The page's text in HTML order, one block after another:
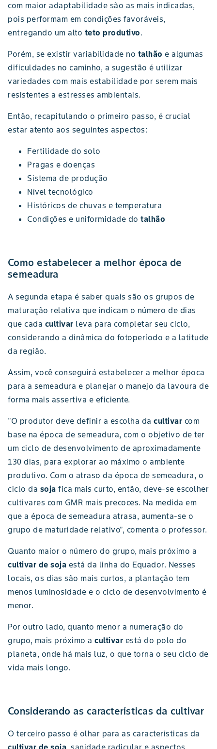
com maior adaptabilidade são as mais indicadas,
pois performam em condições favoráveis,
entregando um alto teto produtivo.
Porém, se existir variabilidade no talhão e algumas
dificuldades no caminho, a sugestão é utilizar
variedades com mais estabilidade por serem mais
resistentes a estresses ambientais.
Então, recapitulando o primeiro passo, é crucial
estar atento aos seguintes aspectos:
Fertilidade do solo
Pragas e doenças
Sistema de produção
Nível tecnológico
Históricos de chuvas e temperatura
Condições e uniformidade do talhão
Como estabelecer a melhor época de
semeadura
A segunda etapa é saber quais são os grupos de
maturação relativa que indicam o número de dias
que cada cultivar leva para completar seu ciclo,
considerando a dinâmica do fotoperíodo e a latitude
da região.
Assim, você conseguirá estabelecer a melhor época
para a semeadura e planejar o manejo da lavoura de
forma mais assertiva e eficiente.
"O produtor deve definir a escolha da cultivar com
base na época de semeadura, com o objetivo de ter
um ciclo de desenvolvimento de aproximadamente
130 dias, para explorar ao máximo o ambiente
produtivo. Com o atraso da época de semeadura, o
ciclo da soja fica mais curto, então, deve-se escolher
cultivares com GMR mais precoces. Na medida em
que a época de semeadura atrasa, aumenta-se o
grupo de maturidade relativo", comenta o professor.
Quanto maior o número do grupo, mais próximo a
cultivar de soja está da linha do Equador. Nesses
locais, os dias são mais curtos, a plantação tem
menos luminosidade e o ciclo de desenvolvimento é
menor.
Por outro lado, quanto menor a numeração do
grupo, mais próximo a cultivar está do polo do
planeta, onde há mais luz, o que torna o seu ciclo de
vida mais longo.
Considerando as características da cultivar
O terceiro passo é olhar para as características da
cultivar de soja , sanidade radicular e aspectos